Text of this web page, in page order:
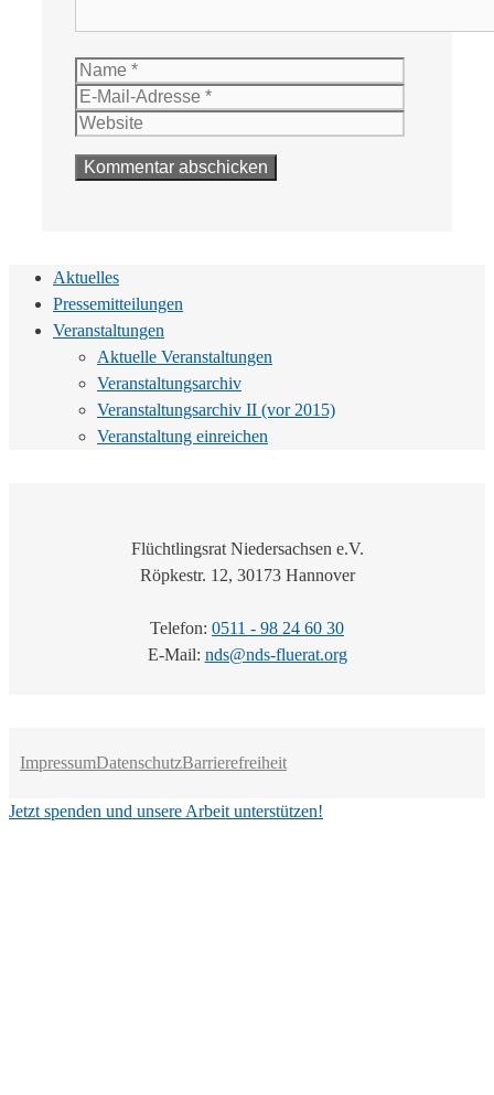
Name
Aktuelles
Pressemitteilungen
Veranstaltungen
Aktuelle Veranstaltungen
Veranstaltungsarchiv
Veranstaltungsarchiv II (vor 2015)
Veranstaltung einreichen
Flüchtlingsrat Niedersachsen e.V.
Röpkestr. 12, 30173 Hannover
Telefon: 0511 - 98 24 60 30
E-Mail: nds@nds-fluerat.org
ImpressumDatenschutzBarrierefreiheit
Jetzt spenden und unsere Arbeit unterstützen!